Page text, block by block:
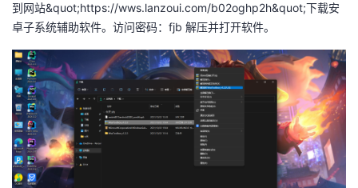
到网站&quot;https://wws.lanzoui.com/b02oghp2h&quot;下载安
卓子系统辅助软件。访问密码：fjb 解压并打开软件。